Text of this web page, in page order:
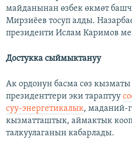
майданынан өзбек өкмөт
Мирзиёев тосуп алды.
президенти Ислам Каримов
Достукка сыймыктануу
Ак ордонун басма сөз кызматы
президенттери эки тараптуу
суу-энергетикалык, маданий-
кызматташтык, аймактык
талкуулаганын кабарлады.